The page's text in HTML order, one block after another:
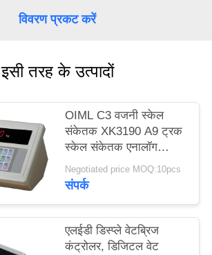
विवरण प्रकट करें
इसी तरह के उत्पादों
OIML C3 वजनी स्केल
संकेतक XK3190 A9 ट्रक
स्केल संकेतक एनालॉग
प्रकार
Negotiated price MOQ:10pcs
संपर्क
एलईडी डिस्प्ले वेटब्रिज
कंट्रोलर, डिजिटल वेट